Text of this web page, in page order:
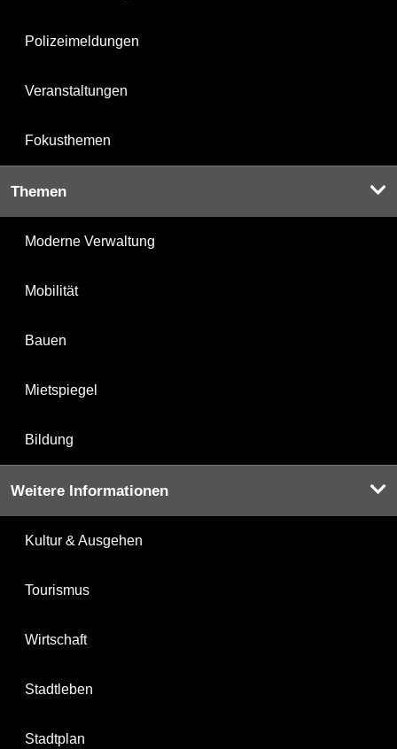
Polizeimeldungen
Veranstaltungen
Fokusthemen
Themen
Moderne Verwaltung
Mobilität
Bauen
Mietspiegel
Bildung
Weitere Informationen
Kultur & Ausgehen
Tourismus
Wirtschaft
Stadtleben
Stadtplan